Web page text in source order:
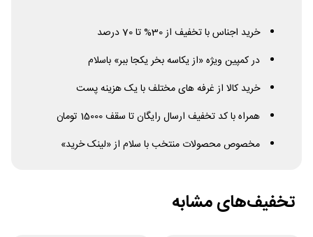
خرید اجناس با تخفیف از 30% تا 70 درصد
در کمپین ویژه «از یکاسه بخر یکجا ببر» باسلام
خرید کالا از غرفه های مختلف با یک هزینه پست
همراه با کد تخفیف ارسال رایگان تا سقف 15000 تومان
مخصوص محصولات منتخب با سلام از «لینک خرید»
تخفیف‌های مشابه